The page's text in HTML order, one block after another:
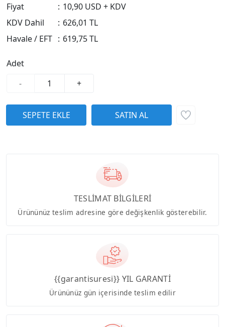
Fiyat : 10,90 USD + KDV
KDV Dahil
: 626,01 TL
Havale / EFT : 619,75 TL
Adet
-
+
TESLİMAT BİLGİLERİ
Ürününüz teslim adresine göre değişkenlik gösterebilir.
{{garantisuresi}} YIL GARANTİ
Ürününüz gün içerisinde teslim edilir